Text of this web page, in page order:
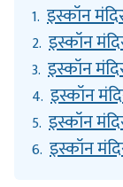
1. इस्कॉन
2. इस्कॉन
3. इस्कॉन
4. इस्कॉन
5. इस्कॉन
6. इस्कॉन